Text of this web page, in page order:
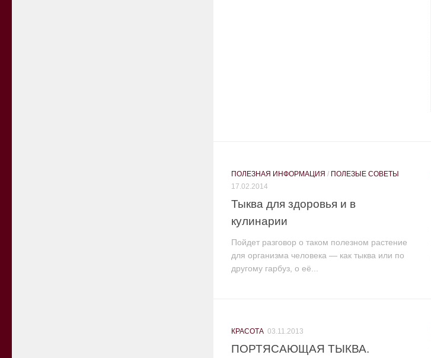
ПОЛЕЗНАЯ ИНФОРМАЦИЯ / ПОЛЕЗЫЕ СОВЕТЫ
17.02.2014
Тыква для здоровья и в
кулинарии
Пойдет разговор о таком полезном растение
для организма человека — как тыква или по
другому гарбуз, о её...
КРАСОТА 03.11.2013
ПОРТЯСАЮЩАЯ ТЫКВА.